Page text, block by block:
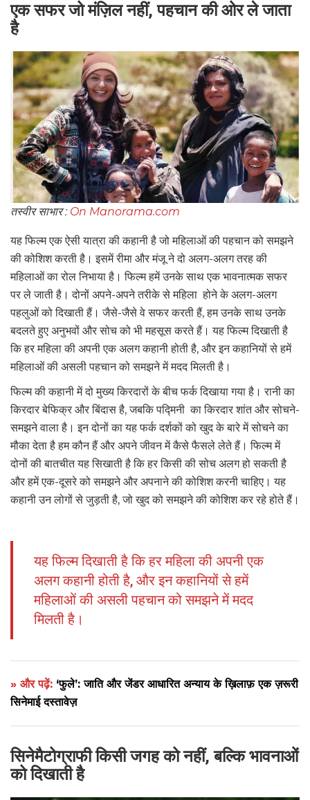
एक सफर जो मंज़िल नहीं, पहचान की ओर ले जाता
है
तस्वीर साभार : On Manorama.com
यह फिल्म एक ऐसी यात्रा की कहानी है जो महिलाओं की पहचान को समझने
की कोशिश करती है। इसमें रीमा और मंजू ने दो अलग-अलग तरह की
महिलाओं का रोल निभाया है। फिल्म हमें उनके साथ एक भावनात्मक सफर
पर ले जाती है। दोनों अपने-अपने तरीके से महिला होने के अलग-अलग
पहलुओं को दिखाती हैं। जैसे-जैसे वे सफर करती हैं, हम उनके साथ उनके
बदलते हुए अनुभवों और सोच को भी महसूस करते हैं। यह फिल्म दिखाती है
कि हर महिला की अपनी एक अलग कहानी होती है, और इन कहानियों से हमें
महिलाओं की असली पहचान को समझने में मदद मिलती है।
फिल्म की कहानी में दो मुख्य किरदारों के बीच फर्क दिखाया गया है। रानी का
किरदार बेफिक्र और बिंदास है, जबकि पद्मिनी का किरदार शांत और सोचने-
समझने वाला है। इन दोनों का यह फर्क दर्शकों को खुद के बारे में सोचने का
मौका देता है हम कौन हैं और अपने जीवन में कैसे फैसले लेते हैं। फिल्म में
दोनों की बातचीत यह सिखाती है कि हर किसी की सोच अलग हो सकती है
और हमें एक-दूसरे को समझने और अपनाने की कोशिश करनी चाहिए। यह
कहानी उन लोगों से जुड़ती है, जो खुद को समझने की कोशिश कर रहे होते हैं।
यह फिल्म दिखाती है कि हर महिला की अपनी एक
अलग कहानी होती है, और इन कहानियों से हमें
महिलाओं की असली पहचान को समझने में मदद
मिलती है।
» और पढ़ें: ‘फुले’: जाति और जेंडर आधारित अन्याय के ख़िलाफ़ एक ज़रूरी
सिनेमाई दस्तावेज़
सिनेमैटोग्राफी किसी जगह को नहीं, बल्कि भावनाओं
को दिखाती है